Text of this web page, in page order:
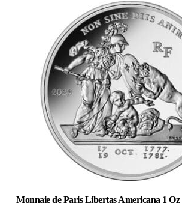
Monnaie de Paris Libertas Americana 1 Oz